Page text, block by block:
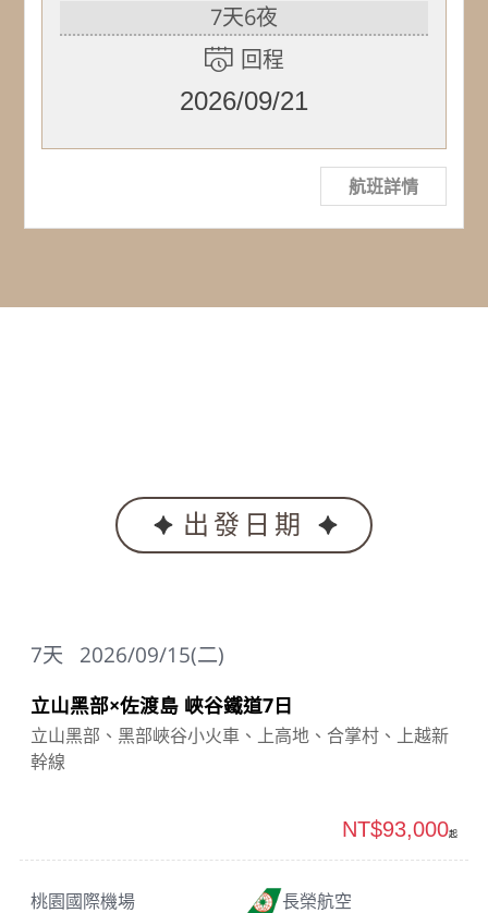
7天6夜
回程
2026/09/21
航班詳情
出發日期
2026/09/15(二)
7天
立山黑部×佐渡島 峽谷鐵道7日
立山黑部、黑部峽谷小火車、上高地、合掌村、上越新
幹線
桃園國際機場 長榮航空
NT$93,000起